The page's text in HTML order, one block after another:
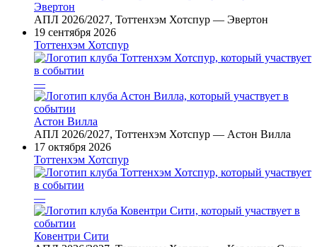
Эвертон
АПЛ 2026/2027, Тоттенхэм Хотспур — Эвертон
19 сентября 2026
Тоттенхэм Хотспур
—
Астон Вилла
АПЛ 2026/2027, Тоттенхэм Хотспур — Астон Вилла
17 октября 2026
Тоттенхэм Хотспур
—
Ковентри Сити